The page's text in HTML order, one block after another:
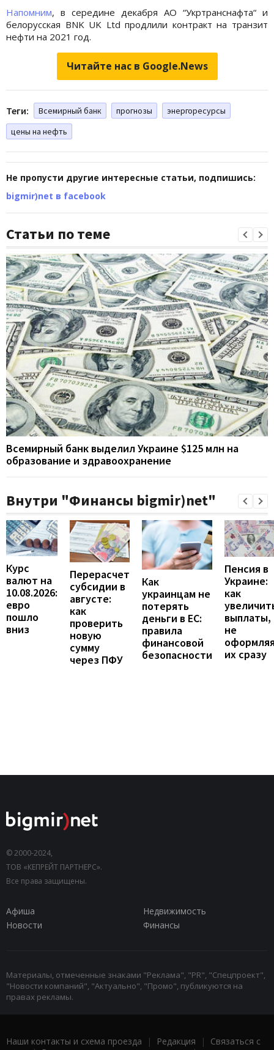
Напомним, в середине декабря АО “Укртранснафта“ и
белорусская BNK UK Ltd продлили контракт на транзит
нефти на 2021 год.
Читайте нас в Google.News
Теги: Всемирный банк прогнозы
энергоресурсы
цены на нефть
Не пропусти другие интересные статьи, подпишись:
bigmir)net в facebook
Статьи по теме
Всемирный банк выделил Украине $125 млн на
образование и здравоохранение
Внутри "Финансы bigmir)net"
Курс
валют на
10.08.2026:
евро
пошло
вниз
Перерасчет
субсидии в
августе:
как
проверить
новую
сумму
через ПФУ
Как
украинцам не
потерять
деньги в ЕС:
правила
финансовой
безопасности
Пенсия в
Украине:
как
выплаты,
не
их сразу
© 2000-2024,
ТОВ «КЕПРЕЙТ ПАРТНЕРС».
Все права защищены.
Афиша
Недвижимость
Новости
Финансы
Материалы, отмеченные знаками "Реклама", "PR", "Спецпроект",
"Новости компаний", "Актуально", "Промо", публикуются на
правах рекламы.
Наши контакты и схема проезда | Редакция | Связаться с